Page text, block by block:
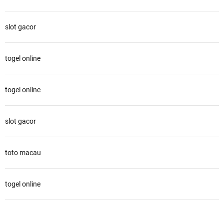
slot gacor
togel online
togel online
slot gacor
toto macau
togel online